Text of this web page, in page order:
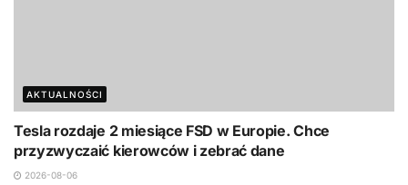
AKTUALNOŚCI
Tesla rozdaje 2 miesiące FSD w Europie. Chce
przyzwyczaić kierowców i zebrać dane
2026-08-06